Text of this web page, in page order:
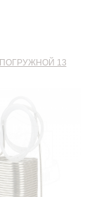
13